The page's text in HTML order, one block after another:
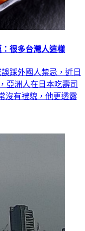
很多台灣人這樣
踩外國人禁忌，近日
亞洲人在日本吃壽司
沒有禮貌，他更透露